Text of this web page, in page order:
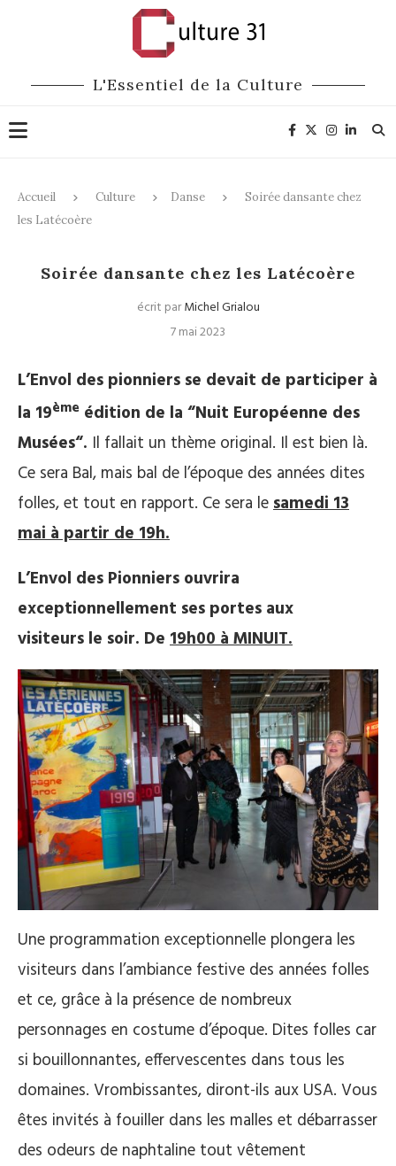
L'Essentiel de la Culture
Accueil Culture Danse
Soirée dansante chez
les Latécoère
Soirée dansante chez les Latécoère
écrit parMichel Grialou
7 mai 2023
L’Envol des pionniers se devait de participer à
la 19ème édition de la “Nuit Européenne des
Musées“. Il fallait un thème original. Il est bien là.
Ce sera Bal, mais bal de l’époque des années dites
folles, et tout en rapport. Ce sera lesamedi 13
mai à partir de 19h.
L’Envol des Pionniers ouvrira
exceptionnellement ses portes aux
visiteurs le soir. De 19h00 à MINUIT.
Une programmation exceptionnelle plongera les
visiteurs dans l’ambiance festive des années folles
et ce, grâce à la présence de nombreux
personnages en costume d’époque. Dites folles car
si bouillonnantes, effervescentes dans tous les
domaines. Vrombissantes, diront-ils aux USA. Vous
êtes invités à fouiller dans les malles et débarrasser
des odeurs de naphtaline tout vêtement